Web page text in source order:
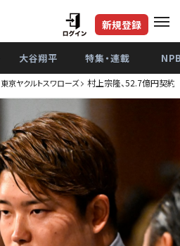
新規登録
大谷翔平 特集・連載
東京ヤクルトスワローズ 村上宗隆、52.7億円契